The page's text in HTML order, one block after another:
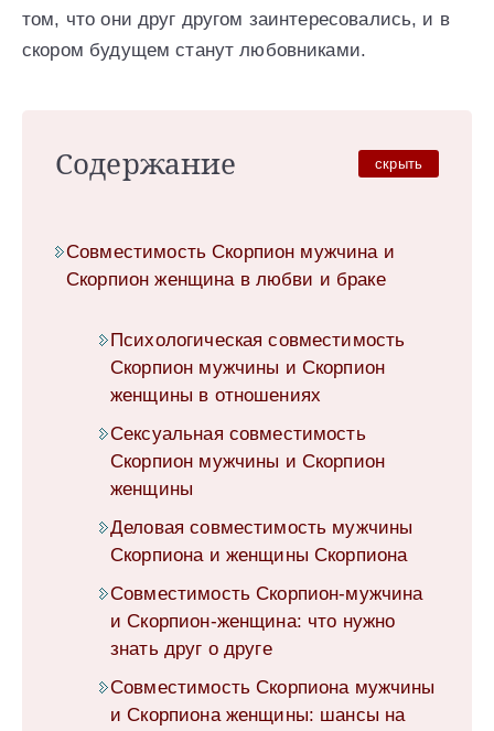
том, что они друг другом заинтересовались, и в
скором будущем станут любовниками.
Содержание скрыть
Совместимость Скорпион мужчина и
Скорпион женщина в любви и браке
Психологическая совместимость
Скорпион мужчины и Скорпион
женщины в отношениях
Сексуальная совместимость
Скорпион мужчины и Скорпион
женщины
Деловая совместимость мужчины
Скорпиона и женщины Скорпиона
Совместимость Скорпион-мужчина
и Скорпион-женщина: что нужно
знать друг о друге
Совместимость Скорпиона мужчины
и Скорпиона женщины: шансы на